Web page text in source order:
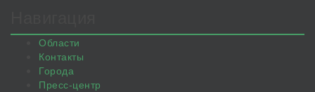
Области
Контакты
Города
Пресс-центр